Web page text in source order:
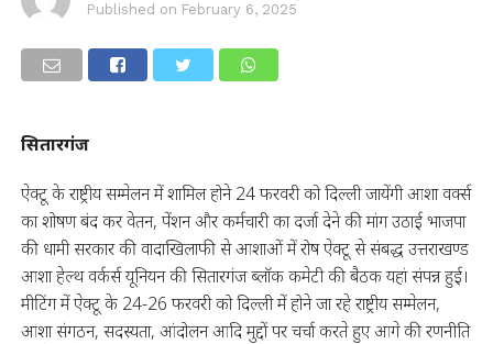
Published on February 6, 2025
सितारगंज
ऐक्टू के राष्ट्रीय सम्मेलन में शामिल होने 24 फरवरी को दिल्ली जायेंगी आशा वर्क्स
का शोषण बंद कर वेतन, पेंशन और कर्मचारी का दर्जा देने की मांग उठाई भाजपा
की धामी सरकार की वादाखिलाफी से आशाओं में रोष ऐक्टू से संबद्ध उत्तराखण्ड
आशा हेल्थ वर्कर्स यूनियन की सितारगंज ब्लॉक कमेटी की बैठक यहां संपन्न हुई।
मीटिंग में ऐक्टू के 24-26 फरवरी को दिल्ली में होने जा रहे राष्ट्रीय सम्मेलन,
आशा संगठन, सदस्यता, आंदोलन आदि मुद्दों पर चर्चा करते हुए आगे की रणनीति